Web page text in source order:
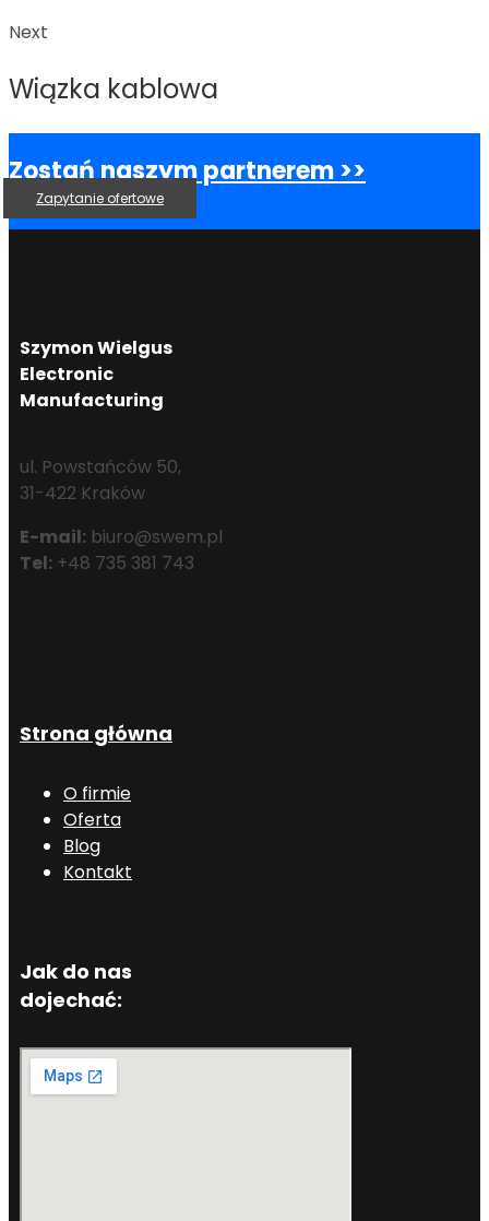
Next
Wiązka kablowa
Zostań naszym partnerem >>
Zapytanie ofertowe
Szymon Wielgus
Electronic
Manufacturing
ul. Powstańców 50,
31-422 Kraków
E-mail: biuro@swem.pl
Tel: +48 735 381 743
Strona główna
O firmie
Oferta
Blog
Kontakt
Jak do nas
dojechać: